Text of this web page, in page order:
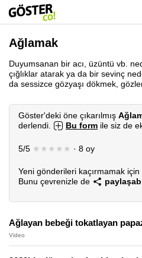
Ağlamak
Duyumsanan bir acı, üzüntü vb.
çığlıklar atarak ya da bir sevinç
da sessizce gözyaşı dökmek,
Göster'deki öne çıkarılmış
derlendi.
Bu form ile siz de
5/5 ★★★★★ · 8 oy
Yeni gönderileri kaçırmamak için
Bunu çevrenizle de
Ağlayan bebeği tokatlayan
Video